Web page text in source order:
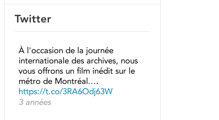
Twitter
À l'occasion de la journée
internationale des archives, nous
vous offrons un film inédit sur le
métro de Montréal.…
https://t.co/3RA6Odj63W
3 années